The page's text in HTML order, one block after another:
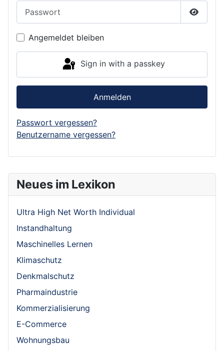
Neues im Lexikon
Ultra High Net Worth Individual
Instandhaltung
Maschinelles Lernen
Klimaschutz
Denkmalschutz
Pharmaindustrie
Kommerzialisierung
E-Commerce
Wohnungsbau
Show
Angemeldet bleiben
Sign in with a passkey
Anmelden
Passwort vergessen?
Benutzername vergessen?